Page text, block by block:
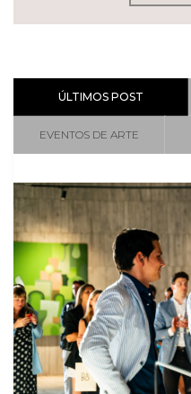
ÚLTIMOS POST
EVENTOS DE ARTE